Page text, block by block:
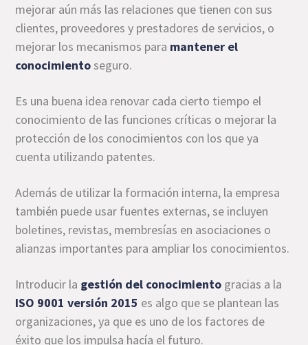
mejorar aún más las relaciones que tienen con sus
clientes, proveedores y prestadores de servicios, o
mejorar los mecanismos para mantener el
conocimientoseguro.
Es una buena idea renovar cada cierto tiempo el
conocimiento de las funciones críticas o mejorar la
protección de los conocimientos con los que ya
cuenta utilizando patentes.
Además de utilizar la formación interna, la empresa
también puede usar fuentes externas, se incluyen
boletines, revistas, membresías en asociaciones o
alianzas importantes para ampliar los conocimientos.
Introducir la gestión del conocimiento gracias a la
ISO 9001 versión 2015 es algo que se plantean las
organizaciones, ya que es uno de los factores de
éxito que los impulsa hacía el futuro.